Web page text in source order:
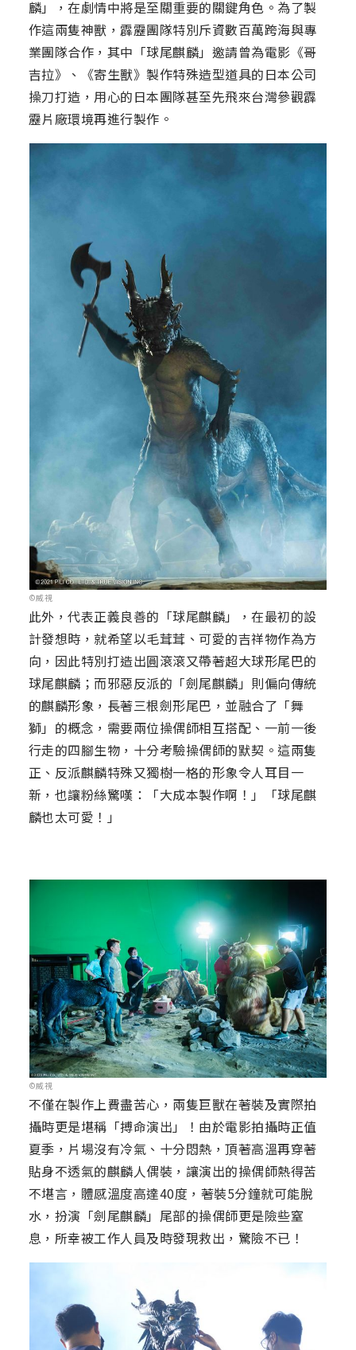
麟」，在劇情中將是至關重要的關鍵角色。為了製
作這兩隻神獸，霹靂團隊特別斥資數百萬跨海與專
業團隊合作，其中「球尾麒麟」邀請曾為電影《哥
吉拉》、《寄生獸》製作特殊造型道具的日本公司
操刀打造，用心的日本團隊甚至先飛來台灣參觀霹
靂片廠環境再進行製作。
©威視
此外，代表正義良善的「球尾麒麟」，在最初的設
計發想時，就希望以毛茸茸、可愛的吉祥物作為方
向，因此特別打造出圓滾滾又帶著超大球形尾巴的
球尾麒麟；而邪惡反派的「劍尾麒麟」則偏向傳統
的麒麟形象，長著三根劍形尾巴，並融合了「舞
獅」的概念，需要兩位操偶師相互搭配、一前一後
行走的四腳生物，十分考驗操偶師的默契。這兩隻
正、反派麒麟特殊又獨樹一格的形象令人耳目一
新，也讓粉絲驚嘆：「大成本製作啊！」「球尾麒
麟也太可愛！」
©威視
不僅在製作上費盡苦心，兩隻巨獸在著裝及實際拍
攝時更是堪稱「搏命演出」！由於電影拍攝時正值
夏季，片場沒有冷氣、十分悶熱，頂著高溫再穿著
貼身不透氣的麒麟人偶裝，讓演出的操偶師熱得苦
不堪言，體感溫度高達40度，著裝5分鐘就可能脫
水，扮演「劍尾麒麟」尾部的操偶師更是險些窒
息，所幸被工作人員及時發現救出，驚險不已！